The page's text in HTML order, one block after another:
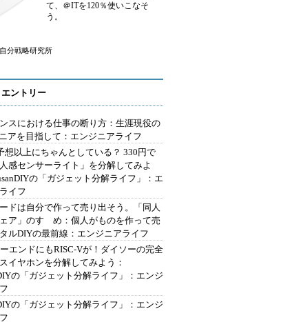
て、＠ITを120％使いこなそ
う。
分戦略研究所
ントリー
スにおける仕事の断り方：生涯現役の
アを目指して：エンジニアライフ
想以上にちゃんとしている？ 330円で
感センサーライト」を分解してみよ
の「ガジェット分解ライフ」：エ
イフ
ドは自分で作って売り出そう。「同人
ア」のすゝめ：個人がものを作って売
ルDIYの最前線：エンジニアライフ
エンドにもRISC-Vが！ダイソーの完全
イヤホンを分解してみよう：
の「ガジェット分解ライフ」：エンジ
の「ガジェット分解ライフ」：エンジ